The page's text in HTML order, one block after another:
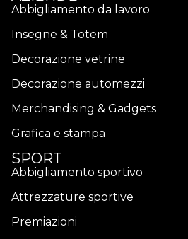
Abbigliamento da lavoro
Insegne & Totem
Decorazione vetrine
Decorazione automezzi
Merchandising & Gadgets
Grafica e stampa
SPORT
Abbigliamento sportivo
Attrezzature sportive
Premiazioni